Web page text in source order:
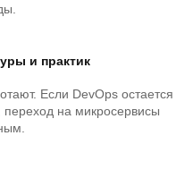
и практик
Если DevOps остается
переход на микросервисы